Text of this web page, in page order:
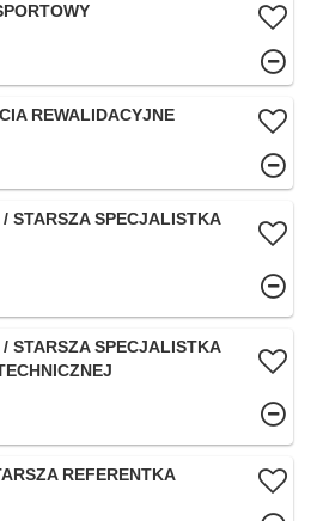
REWALIDACYJNE
STARSZA SPECJALISTKA
STARSZA SPECJALISTKA
REFERENTKA